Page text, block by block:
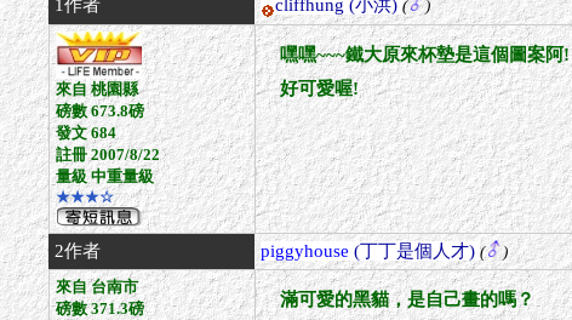
1作者 cliffhung (小洪) ( )
來自 桃園縣
磅數 673.8磅
發文 684
註冊 2007/8/22
量級 中重量級
★★★☆
嘿嘿~~~鐵大原來杯墊是這個圖案阿!
好可愛喔!
2作者 piggyhouse(丁丁是個人才) ( )
來自 台南市
磅數 371.3磅
滿可愛的黑貓，是自己畫的嗎？